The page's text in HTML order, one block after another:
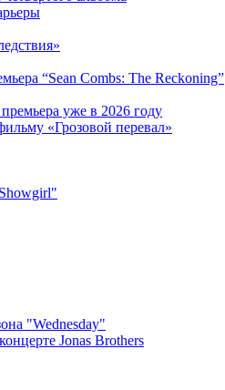
“Sean Combs: The Reckoning”
уже в 2026 году
«Грозовой перевал»
"Wednesday"
Jonas Brothers